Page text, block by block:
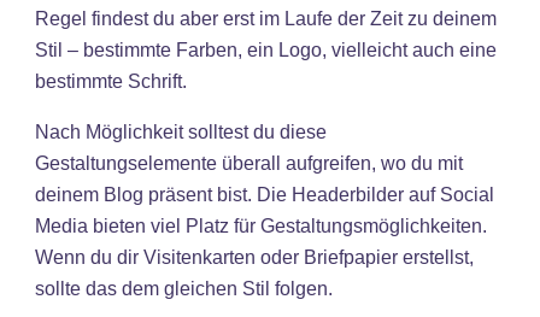
Regel findest du aber erst im Laufe der Zeit zu deinem
Stil – bestimmte Farben, ein Logo, vielleicht auch eine
bestimmte Schrift.
Nach Möglichkeit solltest du diese
Gestaltungselemente überall aufgreifen, wo du mit
deinem Blog präsent bist. Die Headerbilder auf Social
Media bieten viel Platz für Gestaltungsmöglichkeiten.
Wenn du dir Visitenkarten oder Briefpapier erstellst,
sollte das dem gleichen Stil folgen.